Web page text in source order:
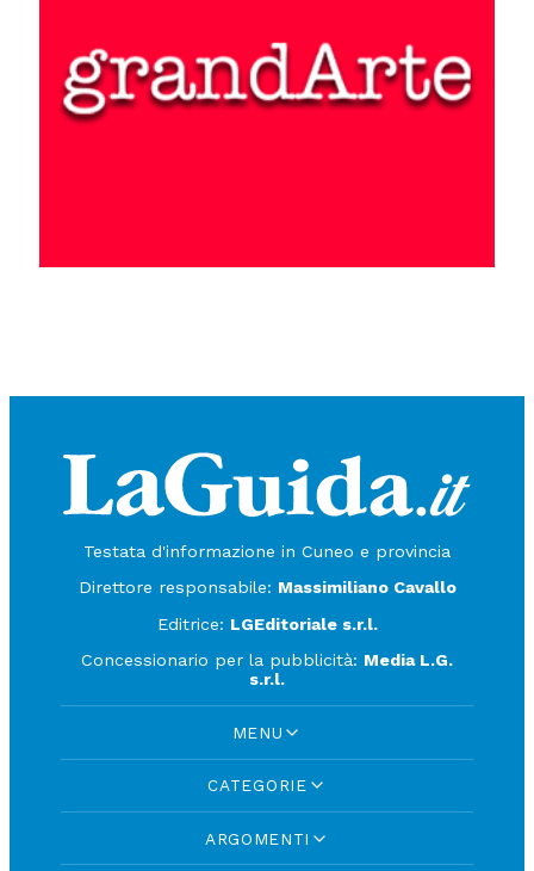
Testata d'informazione in Cuneo e provincia
Direttore responsabile: Massimiliano Cavallo
Editrice: LGEditoriale s.r.l.
Concessionario per la pubblicità: Media L.G.
s.r.l.
MENU
CATEGORIE
ARGOMENTI